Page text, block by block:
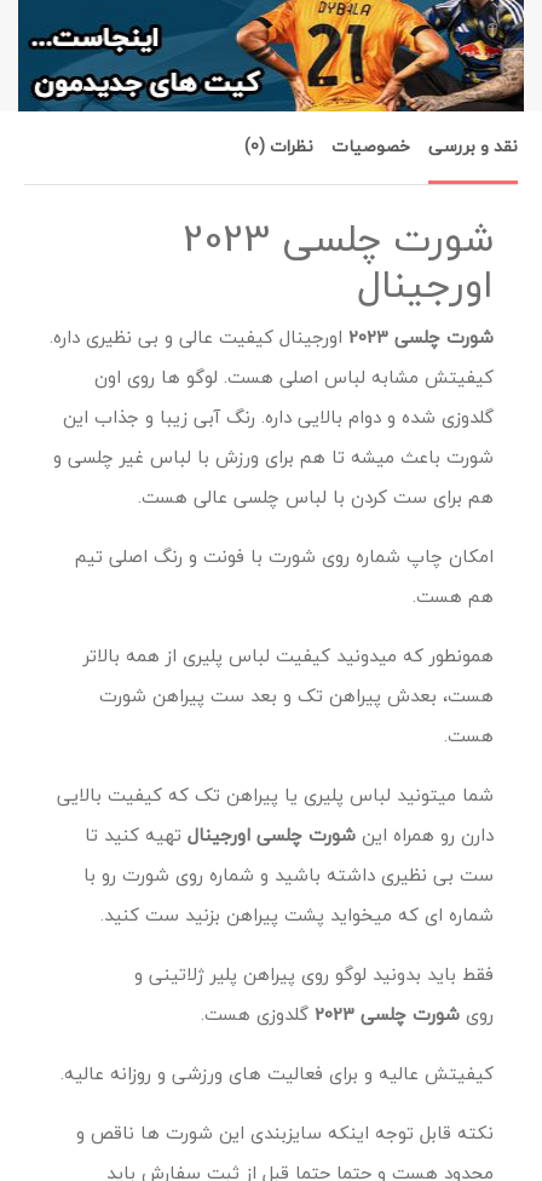
نقد و بررسی خصوصیات نظرات (0)
شورت چلسی 2023
اورجینال
شورت چلسی 2023
اورجینال کیفیت عالی و بی نظیری داره.
کیفیتش مشابه لباس اصلی هست. لوگو ها روی اون
گلدوزی شده و دوام بالایی داره. رنگ آبی زیبا و جذاب این
شورت باعث میشه تا هم برای ورزش با لباس غیر چلسی و
هم برای ست کردن با لباس چلسی عالی هست.
امکان چاپ شماره روی شورت با فونت و رنگ اصلی تیم
هم هست.
همونطور که میدونید کیفیت لباس پلیری از همه بالاتر
هست، بعدش پیراهن تک و بعد ست پیراهن شورت
هست.
شما میتونید لباس پلیری یا پیراهن تک که کیفیت بالایی
دارن رو همراه اینشورت چلسی اورجینال تهیه کنید تا
ست بی نظیری داشته باشید و شماره روی شورت رو با
شماره ای که میخواید پشت پیراهن بزنید ست کنید.
فقط باید بدونید لوگو روی پیراهن پلیر ژلاتینی و
رویشورت چلسی 2023
گلدوزی هست.
کیفیتش عالیه و برای فعالیت های ورزشی و روزانه عالیه.
نکته قابل توجه اینکه سایزبندی این شورت ها ناقص و
محدود هست و حتما حتما قبل از ثبت سفارش باید